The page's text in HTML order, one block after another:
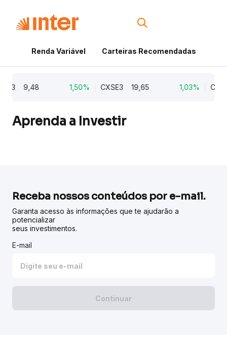
Renda Variável Carteiras Recomendadas
9,48 1,50% CXSE3 19,65 1,03% CYRE3
Aprenda a Investir
Receba nossos conteúdos por e-mail.
Garanta acesso às informações que te ajudarão a
potencializar
seus investimentos.
E-mail
Continuar